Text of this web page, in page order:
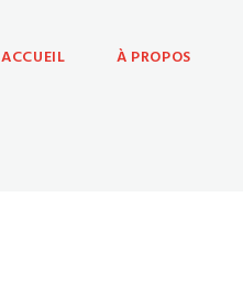
ACCUEIL À PROPOS